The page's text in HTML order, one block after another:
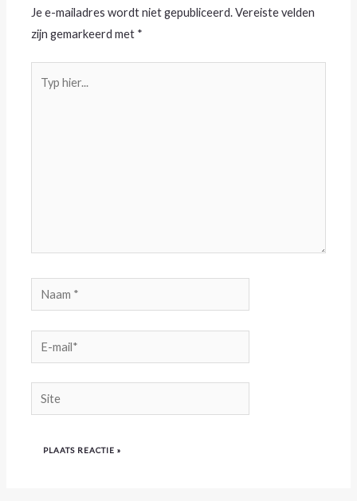
Je e-mailadres wordt niet gepubliceerd.Vereiste velden
zijn gemarkeerd met *
hier...
Naam
*
E-
mail*
Site